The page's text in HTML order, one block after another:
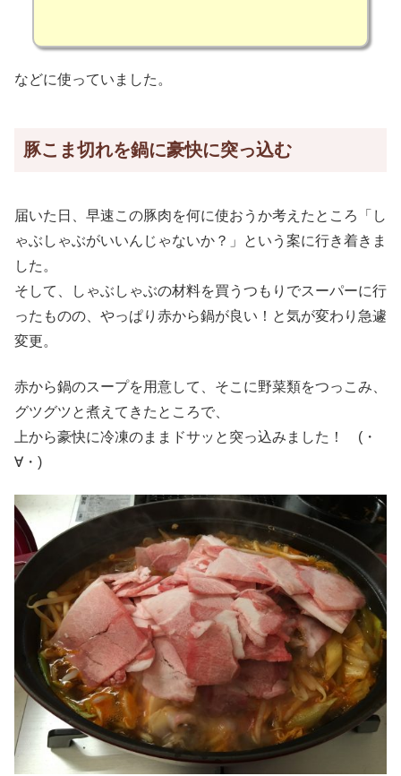
などに使っていました。
豚こま切れを鍋に豪快に突っ込む
届いた日、早速この豚肉を何に使おうか考えたところ「し
ゃぶしゃぶがいいんじゃないか？」という案に行き着きま
した。
そして、しゃぶしゃぶの材料を買うつもりでスーパーに行
ったものの、やっぱり赤から鍋が良い！と気が変わり急遽
変更。
赤から鍋のスープを用意して、そこに野菜類をつっこみ、
グツグツと煮えてきたところで、
上から豪快に冷凍のままドサッと突っ込みました！ (・
∀・)